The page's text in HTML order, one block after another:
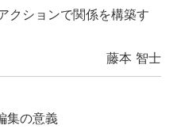
クションで関係を構築す
藤本 智士
集の意義